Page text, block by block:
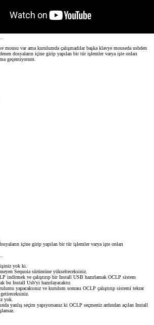
var ama kurulumda çalışmadılar başka klavye mouseda usbden
dosyaların içine girip yapılan bir tür işlemler varya işte onları
geçemiyorum.
içine girip yapılan bir tür işlemler varya işte onları
işiniz yok ki.
Sequoia sürümüne yükselteceksiniz.
indirmek ve çalıştırıp bir Install USB hazırlamak OCLP sistem
bu Install Usb'yi hazırlayacaktır.
yapacaksınız ve kurulum sonrası OCLP çalıştırıp sistemi tekrar
yok.
yanlış seçim yapıyorsanız ki OCLP seçmeniz ardından açılan Install